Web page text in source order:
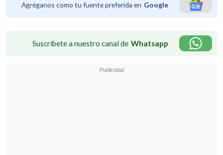
Agréganos como tu fuente preferida en Google
Suscríbete a nuestro canal de Whatsapp